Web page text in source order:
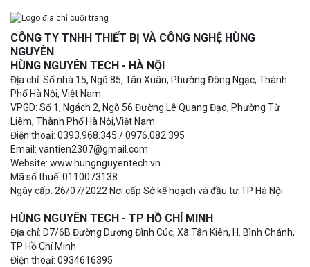
CÔNG TY TNHH THIẾT BỊ VÀ CÔNG NGHỆ HÙNG
NGUYÊN
HÙNG NGUYÊN TECH - HÀ NỘI
Địa chỉ: Số nhà 15, Ngõ 85, Tân Xuân, Phường Đông Ngạc, Thành
Phố Hà Nội, Việt Nam
VPGD: Số 1, Ngách 2, Ngõ 56 Đường Lê Quang Đạo, Phường Từ
Liêm, Thành Phố Hà Nội,Việt Nam
Điện thoại: 0393.968.345 / 0976.082.395
Email: vantien2307@gmail.com
Website: www.hungnguyentech.vn
Mã số thuế: 0110073138
Ngày cấp: 26/07/2022 Nơi cấp Sở kế hoạch và đầu tư TP Hà Nội
HÙNG NGUYÊN TECH - TP HỒ CHÍ MINH
Địa chỉ: D7/6B Đường Dương Đình Cúc, Xã Tân Kiên, H. Bình Chánh,
TP Hồ Chí Minh
Điện thoại: 0934616395